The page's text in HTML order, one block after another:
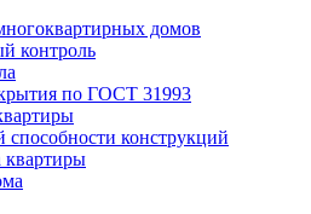
домов
контроль
по ГОСТ 31993
конструкций
квартиры